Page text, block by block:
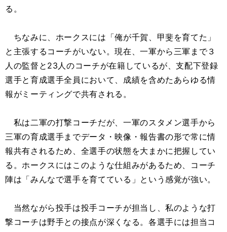
る。
ちなみに、ホークスには「俺が千賀、甲斐を育てた」
と主張するコーチがいない。現在、一軍から三軍まで３
人の監督と23人のコーチが在籍しているが、支配下登録
選手と育成選手全員において、成績を含めたあらゆる情
報がミーティングで共有される。
私は二軍の打撃コーチだが、一軍のスタメン選手から
三軍の育成選手までデータ・映像・報告書の形で常に情
報共有されるため、全選手の状態を大まかに把握してい
る。ホークスにはこのような仕組みがあるため、コーチ
陣は「みんなで選手を育てている」という感覚が強い。
当然ながら投手は投手コーチが担当し、私のような打
撃コーチは野手との接点が深くなる。各選手には担当コ